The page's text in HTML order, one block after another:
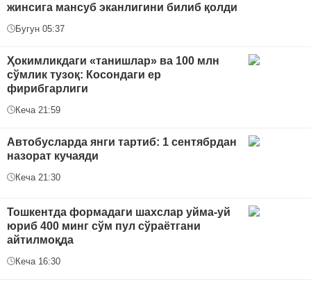
жинсига мансуб эканлигини билиб қолди
Бугун 05:37
Ҳокимликдаги «танишлар» ва 100 млн
сўмлик тузоқ: Косондаги ер
фирибгарлиги
Кеча 21:59
Автобусларда янги тартиб: 1 сентябрдан
назорат кучаяди
Кеча 21:30
Тошкентда формадаги шахслар уйма-уй
юриб 400 минг сўм пул сўраётгани
айтилмоқда
Кеча 16:30